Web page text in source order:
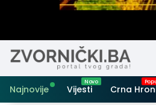
Najnovije Vijesti Crna